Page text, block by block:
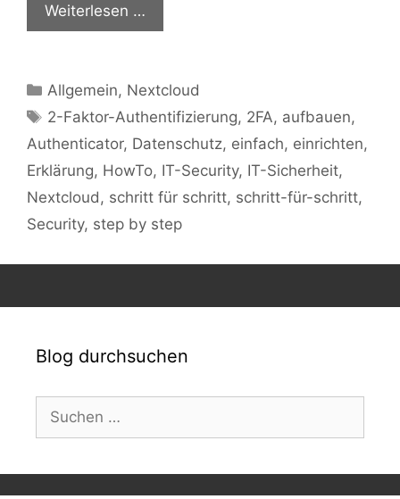
Weiterlesen …
Kategorien
Allgemein, Nextcloud
Schlagwörter
2-Faktor-Authentifizierung, 2FA, aufbauen,
Authenticator, Datenschutz, einfach, einrichten,
Erklärung, HowTo, IT-Security, IT-Sicherheit,
Nextcloud , schritt für schritt, schritt-für-schritt,
Security, step by step
Blog durchsuchen
nach: